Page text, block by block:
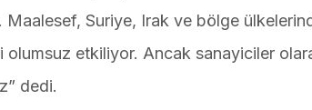
Maalesef, Suriye, Irak ve bölge
olumsuz etkiliyor. Ancak sanayiciler
dedi.